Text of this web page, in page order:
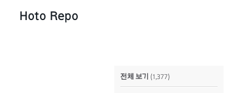
Hoto Repo
전체 보기 (1,377)